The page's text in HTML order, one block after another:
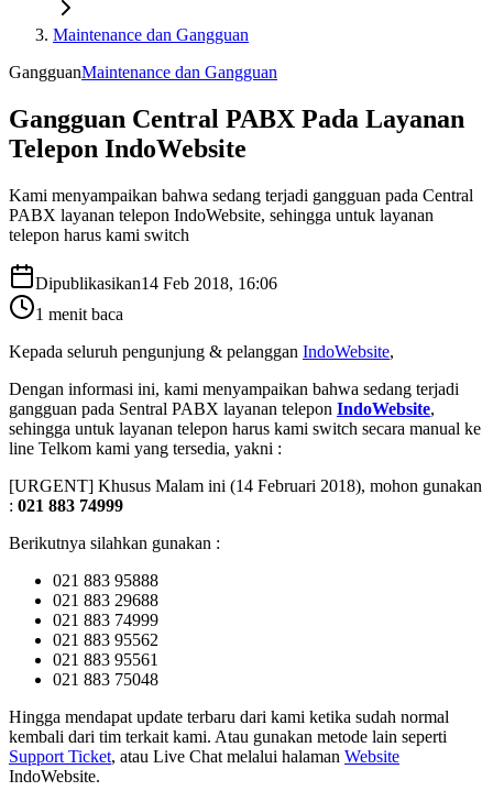
Maintenance dan Gangguan
GangguanMaintenance dan Gangguan
Gangguan Central PABX Pada Layanan
Telepon IndoWebsite
Kami menyampaikan bahwa sedang terjadi gangguan pada Central
PABX layanan telepon IndoWebsite, sehingga untuk layanan
telepon harus kami switch
Dipublikasikan14 Feb 2018, 16:06
1 menit baca
Kepada seluruh pengunjung & pelanggan IndoWebsite,
Dengan informasi ini, kami menyampaikan bahwa sedang terjadi
gangguan pada Sentral PABX layanan telepon IndoWebsite,
sehingga untuk layanan telepon harus kami switch secara manual ke
line Telkom kami yang tersedia, yakni :
[URGENT] Khusus Malam ini (14 Februari 2018), mohon gunakan
: 021 883 74999
Berikutnya silahkan gunakan :
021 883 95888
021 883 29688
021 883 74999
021 883 95562
021 883 95561
021 883 75048
Hingga mendapat update terbaru dari kami ketika sudah normal
kembali dari tim terkait kami. Atau gunakan metode lain seperti
Support Ticket, atau Live Chat melalui halaman Website
IndoWebsite.